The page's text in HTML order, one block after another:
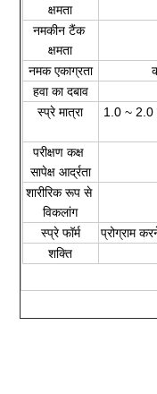
क्षमता
नमकीन टैंक
क्षमता
नमक एकाग्रता
हवा का दबाव
स्प्रे मात्रा
1.0 ~ 2.0
परीक्षण कक्ष
सापेक्ष आर्द्रता
शारीरिक रूप से
विकलांग
स्प्रे फॉर्म
प्रोग्राम
शक्ति